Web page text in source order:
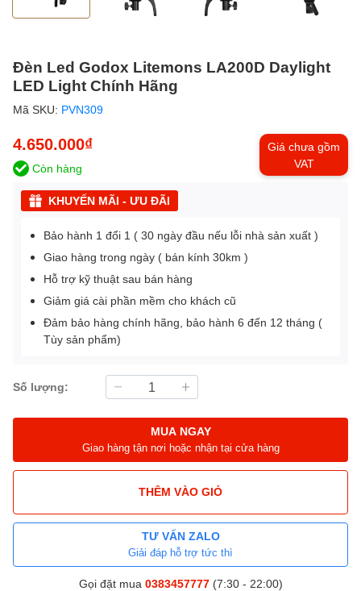
Đèn Led Godox Litemons LA200D Daylight
LED Light Chính Hãng
Mã SKU: PVN309
4.650.000₫
Giá chưa gồm
VAT
Còn hàng
KHUYẾN MÃI - ƯU ĐÃI
Bảo hành 1 đổi 1 ( 30 ngày đầu nếu lỗi nhà sản xuất )
Giao hàng trong ngày ( bán kính 30km )
Hỗ trợ kỹ thuật sau bán hàng
Giảm giá cài phần mềm cho khách cũ
Đảm bảo hàng chính hãng, bảo hành 6 đến 12 tháng (
Tùy sản phẩm)
Số lượng:
MUA NGAY
Giao hàng tận nơi hoặc nhận tại cửa hàng
THÊM VÀO GIỎ
TƯ VẤN ZALO
Giải đáp hỗ trợ tức thì
Gọi đặt mua 0383457777(7:30 - 22:00)